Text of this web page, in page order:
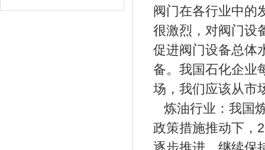
阀门在各行业中的
很激烈，对阀门设
促进阀门设备总体
备。我国石化企业
场，我们应该从市
炼油行业：我国
政策措施推动下，